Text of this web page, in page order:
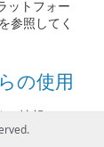
ットフォー
を参照してく
の使用
情報、お
は、